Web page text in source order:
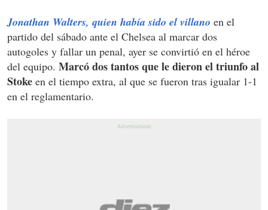
Jonathan Walters, quien había sido el villano en el
partido del sábado ante el Chelsea al marcar dos
autogoles y fallar un penal, ayer se convirtió en el héroe
del equipo. Marcó dos tantos que le dieron el triunfo al
Stoke en el tiempo extra, al que se fueron tras igualar 1-1
en el reglamentario.